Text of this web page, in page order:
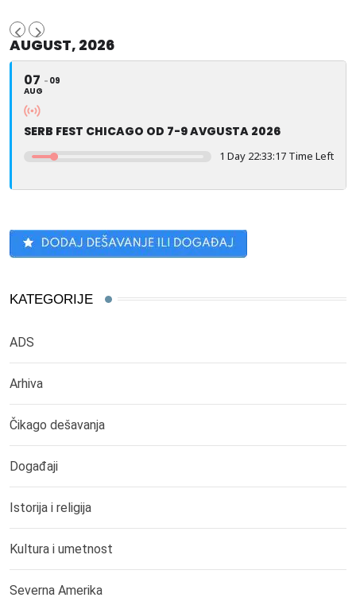
AUGUST, 2026
07
AUG
09
SERB FEST CHICAGO OD 7-9 AVGUSTA 2026
1 Day 22:33:17 Time Left
KATEGORIJE
ADS
Arhiva
Čikago dešavanja
Događaji
Istorija i religija
Kultura i umetnost
Severna Amerika